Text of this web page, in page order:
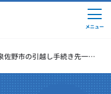
メニュー
佐野市の引越し手続き先一覧